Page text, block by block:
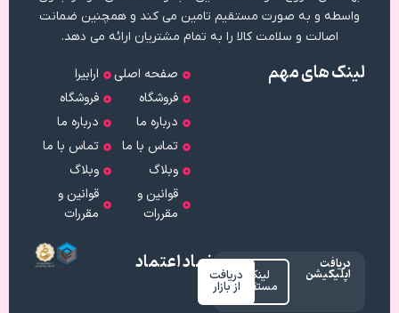
لینک های مهم
صفحه اصلی
فروشگاه
درباره ما
تماس با ما
وبلاگ
قوانین و
مقررات
ارابیرا
فروشگاه
درباره ما
تماس با ما
وبلاگ
قوانین و
مقررات
واسطه و به صورت مستقیم تامین می کند و همچنین ضمانت
اصالت و سلامت کالا را به تمام مشتریان ارائه می دهد.
دریافت
اپلیکیشن لینک
مستقیم
دریافت
از بازار
نماد اعتماد